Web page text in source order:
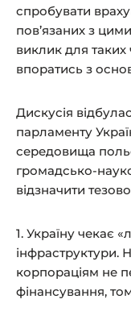
спробувати
пов’язаних з
виклик для
впоратись з
Дискусія
парламенту
середовища
громадсько-
відзначити
1. Україну чекає
інфраструктури.
корпораціям не
фінансування,